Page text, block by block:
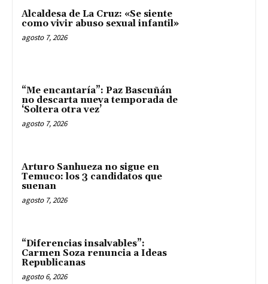
Alcaldesa de La Cruz: «Se siente
como vivir abuso sexual infantil»
agosto 7, 2026
“Me encantaría”: Paz Bascuñán
no descarta nueva temporada de
‘Soltera otra vez’
agosto 7, 2026
Arturo Sanhueza no sigue en
Temuco: los 3 candidatos que
suenan
agosto 7, 2026
“Diferencias insalvables”:
Carmen Soza renuncia a Ideas
Republicanas
agosto 6, 2026